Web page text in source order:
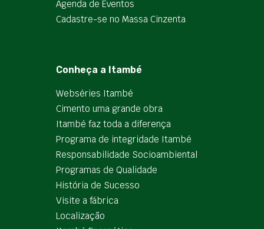
Agenda de Eventos
Cadastre-se no Massa Cinzenta
Conheça a Itambé
Webséries Itambé
Cimento uma grande obra
Itambé faz toda a diferença
Programa de integridade Itambé
Responsabilidade Socioambiental
Programas de Qualidade
História de Sucesso
Visite a fábrica
Localização